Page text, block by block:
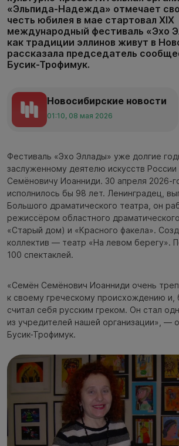
«Эльпида-Надежда» отмечает
честь юбилея в мае стартовал XIX
международный фестиваль «Эхо
как традиции эллинов живут в
рассказала председатель
Бусик-Трофимук.
Новосибирские новости
01:10, 08 мая 2026
Фестиваль «Эхо Эллады» уже долгие
заслуженному деятелю искусств
Семёновичу Иоанниди. 30 апреля 2026-
исполнилось бы 98 лет. Ленинградец,
Большого драматического театра, он
режиссёром областного
«Старый дом) и «Красного факела».
коллектив — театр «На левом берегу».
100 спектаклей.
«Семён Семёнович Иоанниди очень
к своему греческому происхождению и,
считал себя русским греком. Он стал
из учредителей нашей организации», —
Бусик-Трофимук.